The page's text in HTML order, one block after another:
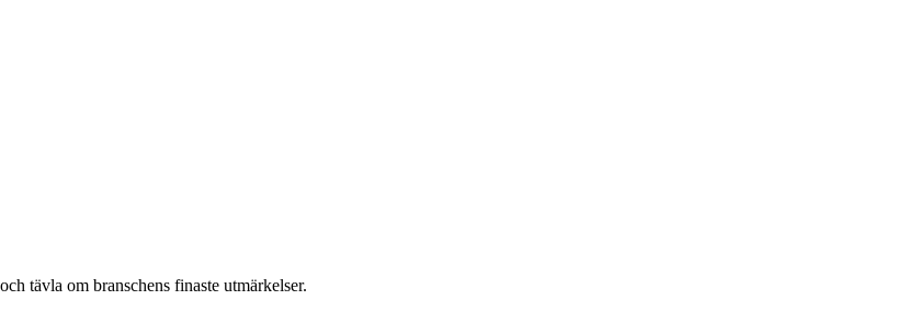
tävla om branschens finaste utmärkelser.